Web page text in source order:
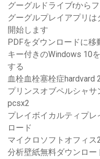
グーグルドライブrから
グーグルプレイアプリ
開始します
PDFをダウンロードに移
キー付きのWindows 10
する
血栓血栓塞栓症hardvard
プリンスオブペルシャ
pcsx2
プレイボイカルティプ
ロード
マイクロソフトオフィ
分析壁紙無料ダウンロー